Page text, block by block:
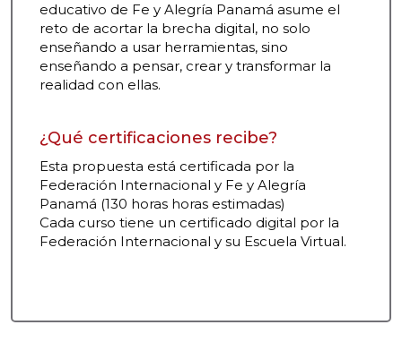
educativo de Fe y Alegría Panamá asume el
reto de acortar la brecha digital, no solo
enseñando a usar herramientas, sino
enseñando a pensar, crear y transformar la
realidad con ellas.
¿Qué certificaciones recibe?
Esta propuesta está certificada por la
Federación Internacional y Fe y Alegría
Panamá (130 horas horas estimadas)
Cada curso tiene un certificado digital por la
Federación Internacional y su Escuela Virtual.